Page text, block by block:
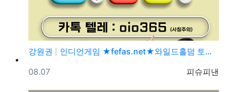
강원권
인디언게임 ★fefas.net★와일드홀덤 토너먼트 섹­…
등록자
피슈피낸
등록일
08.07